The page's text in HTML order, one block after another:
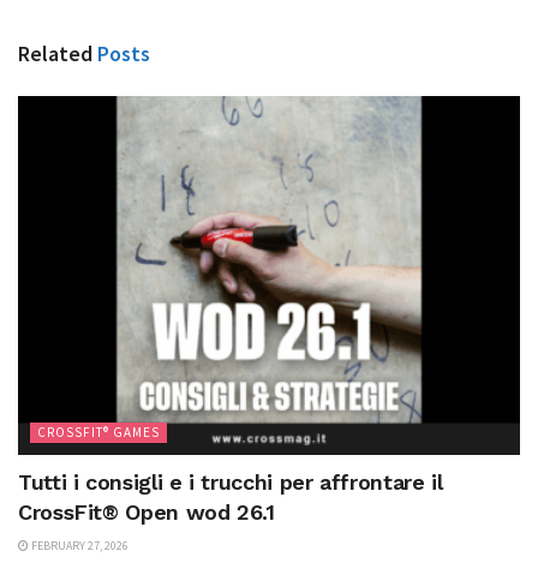
Related Posts
CROSSFIT® GAMES
Tutti i consigli e i trucchi per affrontare il
CrossFit® Open wod 26.1
FEBRUARY 27, 2026